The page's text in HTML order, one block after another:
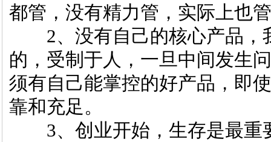
都管，没有精力管，实际上也
2、没有自己的核心产品，
的，受制于人，一旦中间发生
须有自己能掌控的好产品，即
靠和充足。
3、创业开始，生存是最重